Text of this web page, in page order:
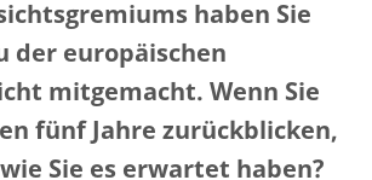
haben Sie
der europäischen
mitgemacht. Wenn Sie
fünf Jahre zurückblicken,
Sie es erwartet haben?